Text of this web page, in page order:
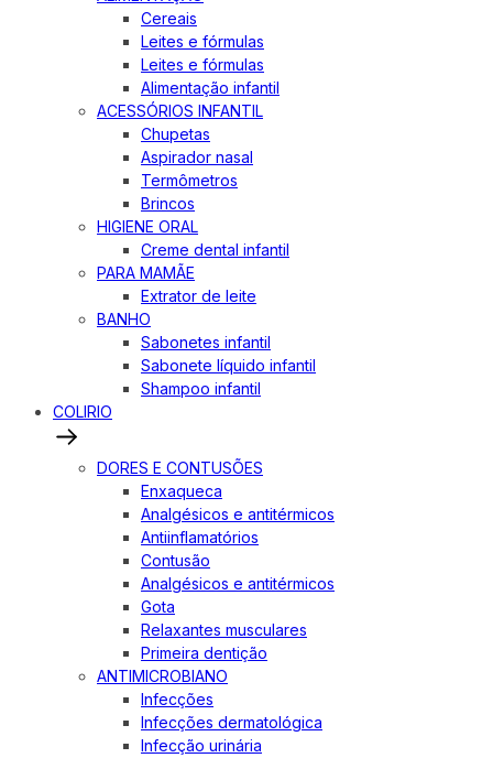
Cereais
Leites e fórmulas
Leites e fórmulas
Alimentação infantil
ACESSÓRIOS INFANTIL
Chupetas
Aspirador nasal
Termômetros
Brincos
HIGIENE ORAL
Creme dental infantil
PARA MAMÃE
Extrator de leite
BANHO
Sabonetes infantil
Sabonete líquido infantil
Shampoo infantil
COLIRIO
DORES E CONTUSÕES
Enxaqueca
Analgésicos e antitérmicos
Antiinflamatórios
Contusão
Analgésicos e antitérmicos
Gota
Relaxantes musculares
Primeira dentição
ANTIMICROBIANO
Infecções
Infecções dermatológica
Infecção urinária